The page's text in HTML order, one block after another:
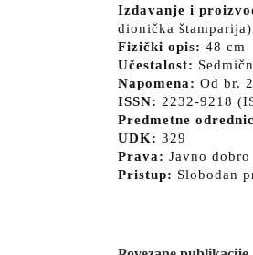
Izdavanje i
dionička štamparija)
Fizički opis: 48 cm
Učestalost:
Napomena: Od br.
ISSN: 2232-9218
Predmetne
UDK: 329
Prava: Javno dobro
Pristup: Slobodan